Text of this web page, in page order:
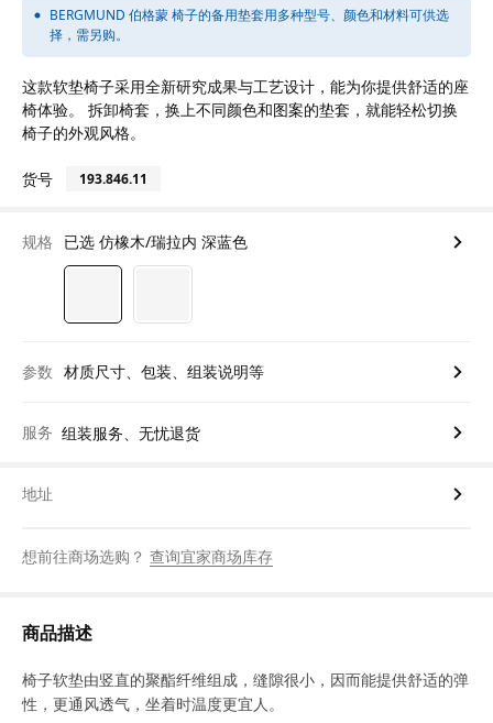
BERGMUND 伯格蒙 椅子的备用垫套用多种型号、颜色和材料可供选
择，需另购。
这款软垫椅子采用全新研究成果与工艺设计，能为你提供舒适的座
椅体验。 拆卸椅套，换上不同颜色和图案的垫套，就能轻松切换
椅子的外观风格。
货号 193.846.11
规格 已选 仿橡木/瑞拉内 深蓝色
参数 材质尺寸、包装、组装说明等
服务 组装服务、无忧退货
地址
想前往商场选购？ 查询宜家商场库存
商品描述
椅子软垫由竖直的聚酯纤维组成，缝隙很小，因而能提供舒适的弹
性，更通风透气，坐着时温度更宜人。